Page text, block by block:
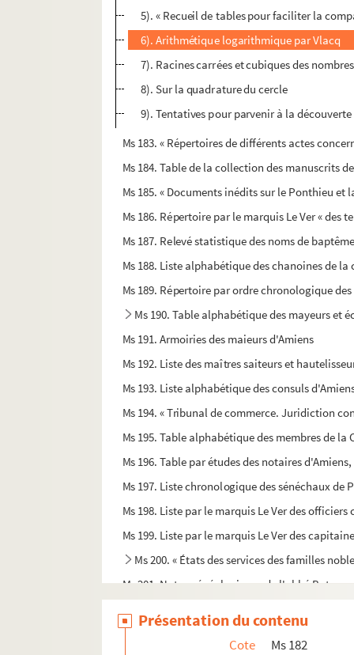
5). « Recueil de tables pour faciliter la
6). Arithmétique logarithmique par Vlacq
7). Racines carrées et cubiques des
8). Sur la quadrature du cercle
9). Tentatives pour parvenir à la
Ms 183. « Répertoires de différents actes
Ms 184. Table de la collection des manuscrits
Ms 185. « Documents inédits sur le Ponthieu
Ms 186. Répertoire par le marquis Le Ver « des
Ms 187. Relevé statistique des noms de
Ms 188. Liste alphabétique des chanoines de
Ms 189. Répertoire par ordre chronologique
Ms 190. Table alphabétique des mayeurs et
Ms 191. Armoiries des maieurs d'Amiens
Ms 192. Liste des maîtres saiteurs et
Ms 193. Liste alphabétique des consuls
Ms 194. « Tribunal de commerce. Juridiction
Ms 195. Table alphabétique des membres de
Ms 196. Table par études des notaires
Ms 197. Liste chronologique des sénéchaux de
Ms 198. Liste par le marquis Le Ver des
Ms 199. Liste par le marquis Le Ver des
Ms 200. « États des services des familles
Ms 201. Notes généalogiques de l'abbé Buteux
Ms 203. Notes généalogiques rassemblées par
Présentation du contenu
Cote
Ms 182